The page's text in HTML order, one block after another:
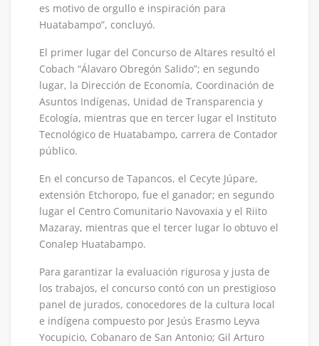
es motivo de orgullo e inspiración para
Huatabampo”, concluyó.
El primer lugar del Concurso de Altares resultó el
Cobach “Álavaro Obregón Salido”; en segundo
lugar, la Dirección de Economía, Coordinación de
Asuntos Indígenas, Unidad de Transparencia y
Ecología, mientras que en tercer lugar el Instituto
Tecnológico de Huatabampo, carrera de Contador
público.
En el concurso de Tapancos, el Cecyte Júpare,
extensión Etchoropo, fue el ganador; en segundo
lugar el Centro Comunitario Navovaxia y el Riito
Mazaray, mientras que el tercer lugar lo obtuvo el
Conalep Huatabampo.
Para garantizar la evaluación rigurosa y justa de
los trabajos, el concurso contó con un prestigioso
panel de jurados, conocedores de la cultura local
e indígena compuesto por Jesús Erasmo Leyva
Yocupicio, Cobanaro de San Antonio; Gil Arturo